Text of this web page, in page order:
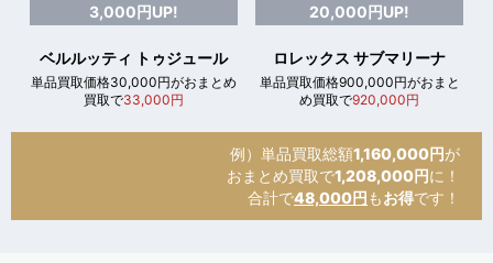
3,000円UP!
ベルルッティ トゥジュール
単品買取価格30,000円がおまとめ
買取で33,000円
20,000円UP!
ロレックス サブマリーナ
単品買取価格900,000円がおまと
め買取で920,000円
例）単品買取総額1,160,000円が
おまとめ買取で1,208,000円に！
合計で48,000円 もお得です！